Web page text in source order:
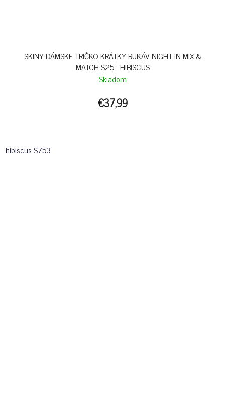
SKINY DÁMSKE TRIČKO KRÁTKY RUKÁV NIGHT IN MIX &
MATCH S25 - HIBISCUS
Skladom
€37,99
hibiscus-S753